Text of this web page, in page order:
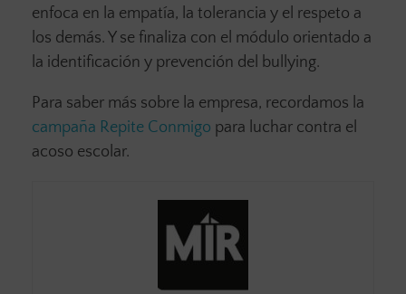
enfoca en la empatía, la tolerancia y el respeto a
los demás. Y se finaliza con el módulo orientado a
la identificación y prevención del bullying.
Para saber más sobre la empresa, recordamos la
campaña Repite Conmigo para luchar contra el
acoso escolar.